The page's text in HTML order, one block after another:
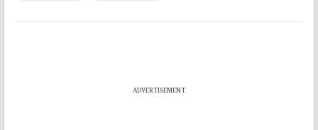
ADVERTISEMENT